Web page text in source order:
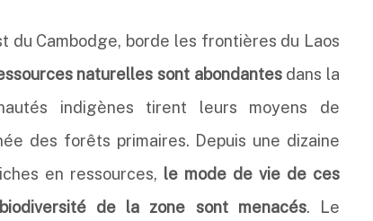
du Cambodge, borde les frontières du Laos
naturelles sont abondantesdans la
indigènes tirent leurs moyens de
des forêts primaires. Depuis une dizaine
en ressources, le mode de vie de ces
de la zone sont menacés. Le